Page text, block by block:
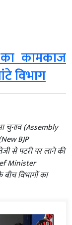
कामकाज
विभाग
चुनाव (Assembly
BJP
से पटरी पर लाने की
Minister
विभागों का